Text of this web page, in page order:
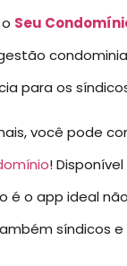
Seu
para os
você pode
!
é o app ideal
síndicos e